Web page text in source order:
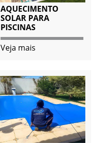
AQUECIMENTO
SOLAR PARA
PISCINAS
Veja mais